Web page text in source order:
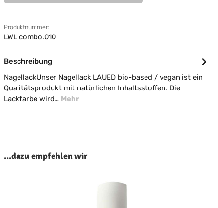
Produktnummer:
LWL.combo.010
Beschreibung
NagellackUnser Nagellack LAUED bio-based / vegan ist ein
Qualitätsprodukt mit natürlichen Inhaltsstoffen. Die
Lackfarbe wird… Mehr
...dazu empfehlen wir